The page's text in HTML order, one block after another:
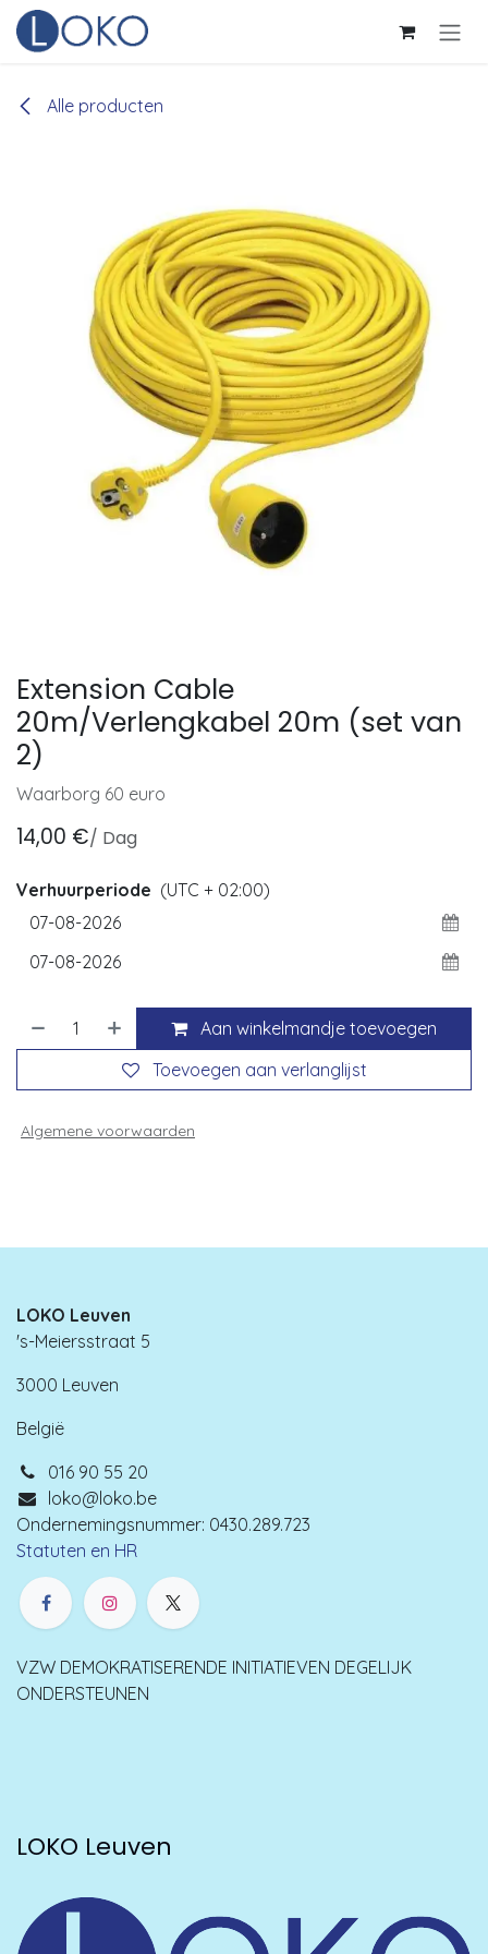
Overslaan naar inhoud
Alle producten
Extension Cable
20m/Verlengkabel 20m (set van
2)
Waarborg 60 euro
14,00 €/ Dag
Verhuurperiode (UTC + 02:00)
Aan winkelmandje toevoegen
Toevoegen aan verlanglijst
Algemene voorwaarden
LOKO Leuven
's-Meiersstraat 5
3000 Leuven
België
016 90 55 20
loko@loko.be
Ondernemingsnummer: 0430.289.723
Statuten en HR
VZW DEMOKRATISERENDE INITIATIEVEN DEGELIJK
ONDERSTEUNEN
LOKO Leuven